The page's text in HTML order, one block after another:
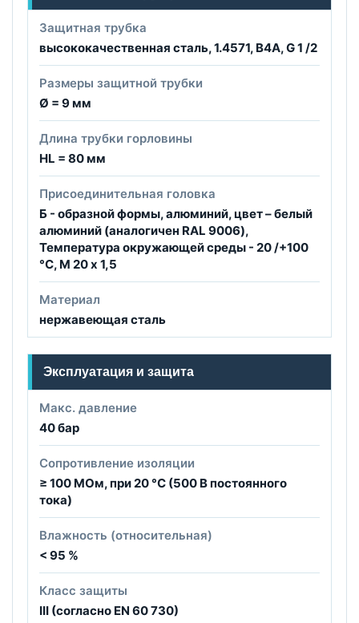
Защитная трубка
высококачественная сталь, 1.4571, В4A, G 1 /2
Размеры защитной трубки
Ø = 9 мм
Длина трубки горловины
HL = 80 мм
Присоединительная головка
Б - образной формы, алюминий, цвет – белый
алюминий (аналогичен RAL 9006),
Температура окружающей среды - 20 /+100
°C, М 20 x 1,5
Материал
нержавеющая сталь
Эксплуатация и защита
Макс. давление
40 бар
Сопротивление изоляции
≥ 100 МОм, при 20 °C (500 В постоянного
тока)
Влажность (относительная)
< 95 %
Класс защиты
III (согласно EN 60 730)